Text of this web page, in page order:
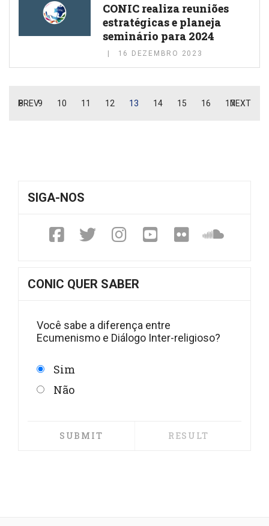
CONIC realiza reuniões
estratégicas e planeja
seminário para 2024
16 DEZEMBRO 2023
PREV
8 9 10 11 12 13 14 15 16 17NEXT
SIGA-NOS
Facebook
TwitterInstagram
YouTube
Fickr
CONIC QUER SABER
Você sabe a diferença entre
Ecumenismo e Diálogo Inter-religioso?
Sim
Não